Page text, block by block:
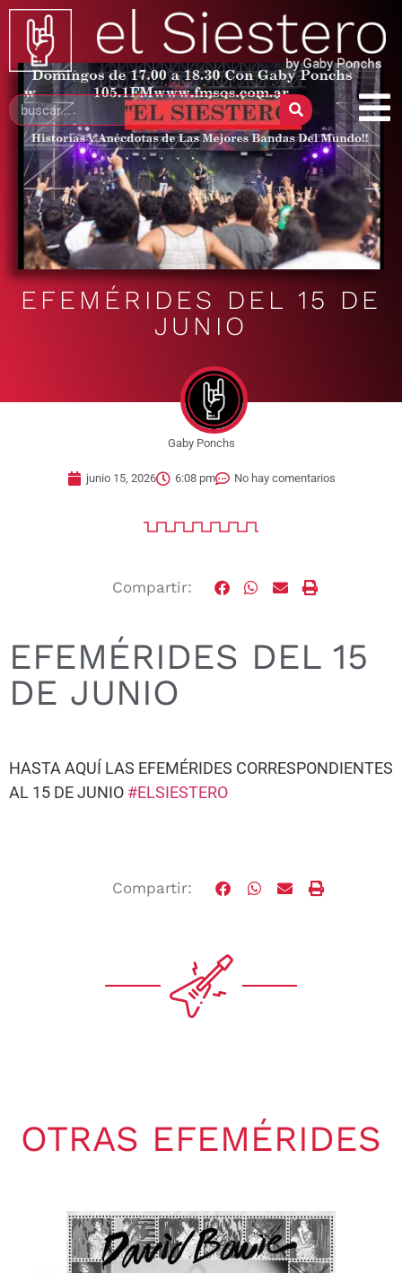
EFEMÉRIDES DEL 15 DE
JUNIO
Gaby Ponchs
junio 15, 2026 6:08 pm No hay comentarios
Compartir:
EFEMÉRIDES DEL 15
DE JUNIO
HASTA AQUÍ LAS EFEMÉRIDES CORRESPONDIENTES
AL 15 DE JUNIO #ELSIESTERO
Compartir:
OTRAS EFEMÉRIDES